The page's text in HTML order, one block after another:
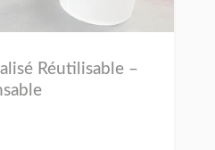
Réutilisable –